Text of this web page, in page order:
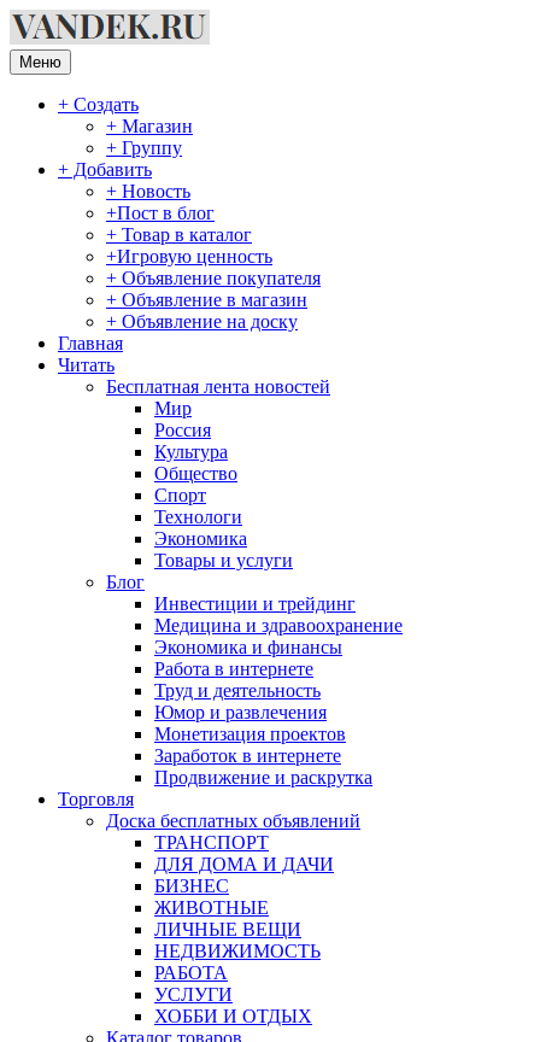
Перейти
к
содержимому
Меню
+ Создать
+ Магазин
+ Группу
+ Добавить
+ Новость
+Пост в блог
+ Товар в каталог
+Игровую ценность
+ Объявление покупателя
+ Объявление в магазин
+ Объявление на доску
Главная
Читать
Бесплатная лента новостей
Мир
Россия
Культура
Общество
Спорт
Технологи
Экономика
Товары и услуги
Блог
Инвестиции и трейдинг
Медицина и здравоохранение
Экономика и финансы
Работа в интернете
Труд и деятельность
Юмор и развлечения
Монетизация проектов
Заработок в интернете
Продвижение и раскрутка
Торговля
Доска бесплатных объявлений
ТРАНСПОРТ
ДЛЯ ДОМА И ДАЧИ
БИЗНЕС
ЖИВОТНЫЕ
ЛИЧНЫЕ ВЕЩИ
НЕДВИЖИМОСТЬ
РАБОТА
УСЛУГИ
ХОББИ И ОТДЫХ
Каталог товаров